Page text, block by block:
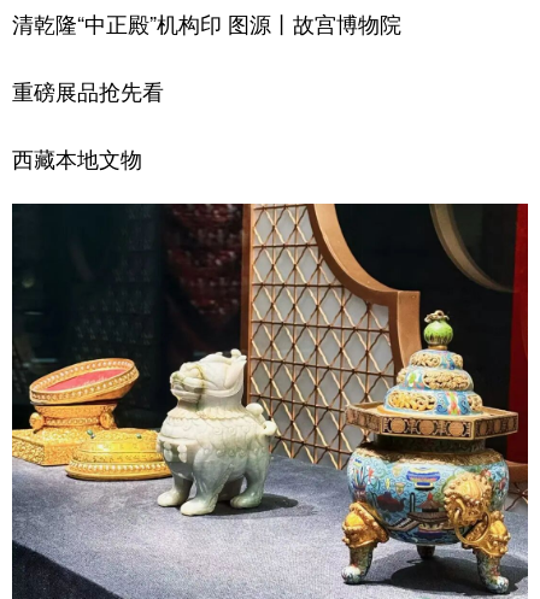
清乾隆“中正殿”机构印 图源丨故宫博物院
重磅展品抢先看
西藏本地文物